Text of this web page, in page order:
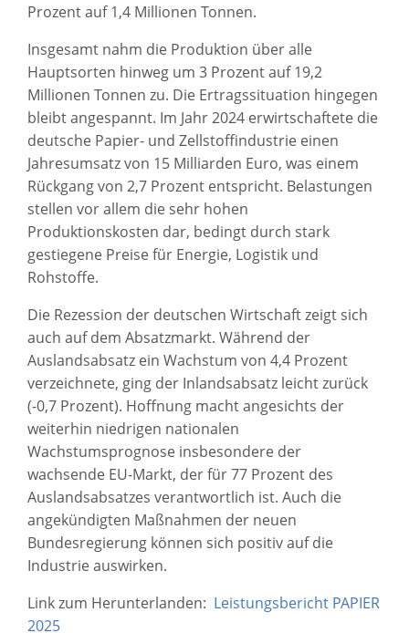
Prozent auf 1,4 Millionen Tonnen.
Insgesamt nahm die Produktion über alle
Hauptsorten hinweg um 3 Prozent auf 19,2
Millionen Tonnen zu. Die Ertragssituation hingegen
bleibt angespannt. Im Jahr 2024 erwirtschaftete die
deutsche Papier- und Zellstoffindustrie einen
Jahresumsatz von 15 Milliarden Euro, was einem
Rückgang von 2,7 Prozent entspricht. Belastungen
stellen vor allem die sehr hohen
Produktionskosten dar, bedingt durch stark
gestiegene Preise für Energie, Logistik und
Rohstoffe.
Die Rezession der deutschen Wirtschaft zeigt sich
auch auf dem Absatzmarkt. Während der
Auslandsabsatz ein Wachstum von 4,4 Prozent
verzeichnete, ging der Inlandsabsatz leicht zurück
(-0,7 Prozent). Hoffnung macht angesichts der
weiterhin niedrigen nationalen
Wachstumsprognose insbesondere der
wachsende EU-Markt, der für 77 Prozent des
Auslandsabsatzes verantwortlich ist. Auch die
angekündigten Maßnahmen der neuen
Bundesregierung können sich positiv auf die
Industrie auswirken.
Link zum Herunterlanden: Leistungsbericht PAPIER
2025